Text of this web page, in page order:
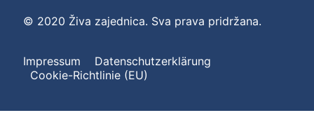
© 2020 Živa zajednica. Sva prava pridržana.
Impressum
Datenschutzerklärung
Cookie-Richtlinie (EU)